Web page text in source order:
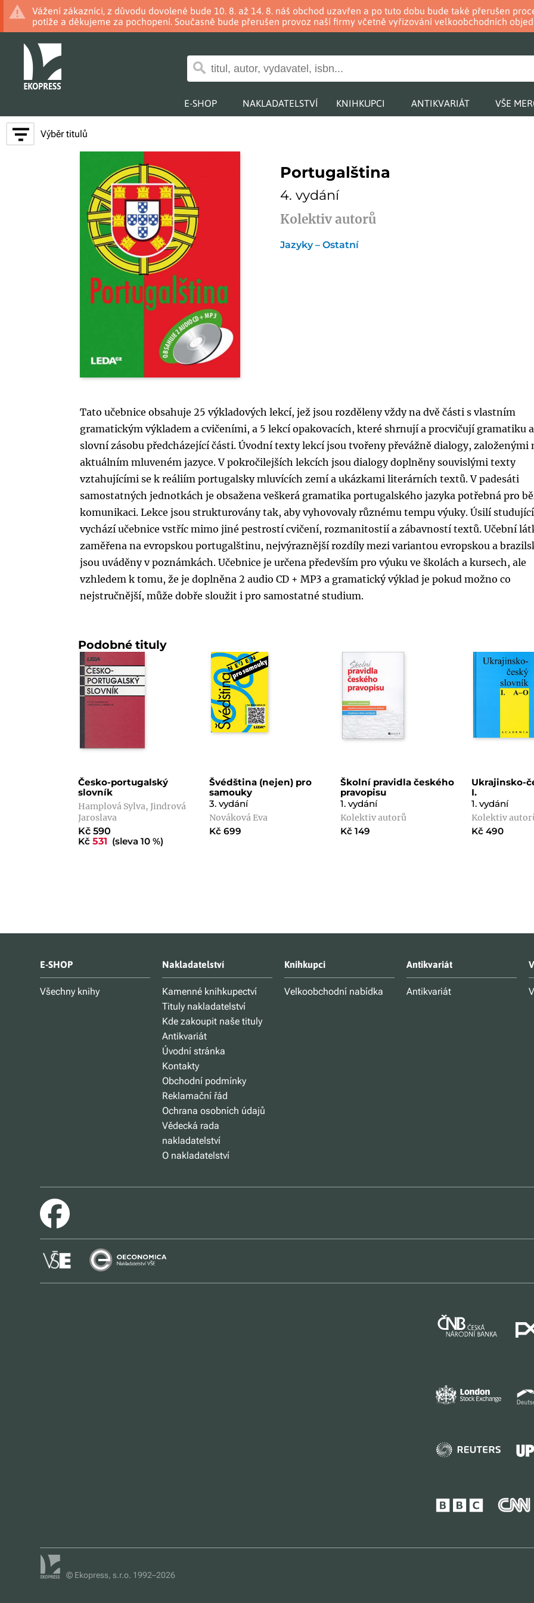
Vážení zákazníci, z důvodu dovolené bude 10. 8. až 14. 8. náš obchod uzavřen a po tuto dobu bude také přerušen
potíže a děkujeme za pochopení. Současně bude přerušen provoz naší firmy včetně vyřizování velkoobchodních
E-SHOP NAKLADATELSTVÍ KNIHKUPCI ANTIKVARIÁT VŠE
Výběr titulů
Portugalština
4. vydání
Kolektiv autorů
Jazyky – Ostatní
Tato učebnice obsahuje 25 výkladových lekcí, jež jsou rozděleny vždy na dvě části s vlastním
gramatickým výkladem a cvičeními, a 5 lekcí opakovacích, které shrnují a procvičují gramatiku a
slovní zásobu předcházející části. Úvodní texty lekcí jsou tvořeny převážně dialogy, založenými
aktuálním mluveném jazyce. V pokročilejších lekcích jsou dialogy doplněny souvislými texty
vztahujícími se k reáliím portugalsky mluvících zemí a ukázkami literárních textů. V padesáti
samostatných jednotkách je obsažena veškerá gramatika portugalského jazyka potřebná pro
komunikaci. Lekce jsou strukturovány tak, aby vyhovovaly různému tempu výuky. Úsilí
vychází učebnice vstříc mimo jiné pestrostí cvičení, rozmanitostií a zábavností textů. Učební
zaměřena na evropskou portugalštinu, nejvýraznější rozdíly mezi variantou evropskou a
jsou uváděny v poznámkách. Učebnice je určena především pro výuku ve školách a kursech, ale
vzhledem k tomu, že je doplněna 2 audio CD + MP3 a gramatický výklad je pokud možno co
nejstručnější, může dobře sloužit i pro samostatné studium.
Podobné tituly
Česko-portugalský
slovník
Hamplová Sylva, Jindrová
Jaroslava
Kč 590
Kč531 (sleva 10 %)
Švédština (nejen) pro
samouky
3. vydání
Nováková Eva
Kč 699
Školní pravidla českého
pravopisu
1. vydání
Kolektiv autorů
Kč 149
Ukrajinsko-
I.
1. vydání
Kolektiv
Kč 490
E-SHOP
Všechny knihy
Nakladatelství
Kamenné knihkupectví
Tituly nakladatelství
Kde zakoupit naše tituly
Antikvariát
Úvodní stránka
Kontakty
Obchodní podmínky
Reklamační řád
Ochrana osobních údajů
Vědecká rada
nakladatelství
O nakladatelství
Knihkupci
Velkoobchodní nabídka
Antikvariát
Antikvariát
© Ekopress, s.r.o. 1992–2026